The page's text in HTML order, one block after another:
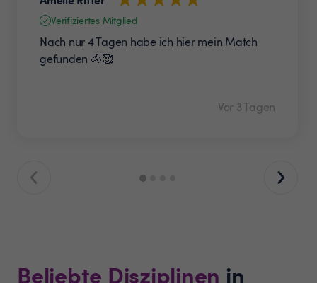
Verifiziertes Mitglied
Nach nur 4 Tagen habe ich hier mein Match
gefunden 🐴🥰
Vor 3 Tagen
Beliebte Disziplinen in